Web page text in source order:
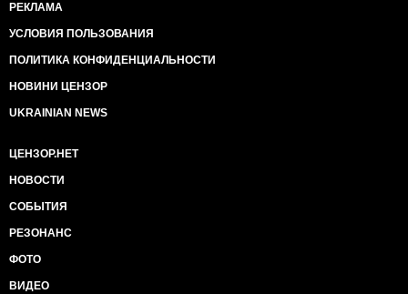
РЕКЛАМА
УСЛОВИЯ ПОЛЬЗОВАНИЯ
ПОЛИТИКА КОНФИДЕНЦИАЛЬНОСТИ
НОВИНИ ЦЕНЗОР
UKRAINIAN NEWS
ЦЕНЗОР.НЕТ
НОВОСТИ
СОБЫТИЯ
РЕЗОНАНС
ФОТО
ВИДЕО